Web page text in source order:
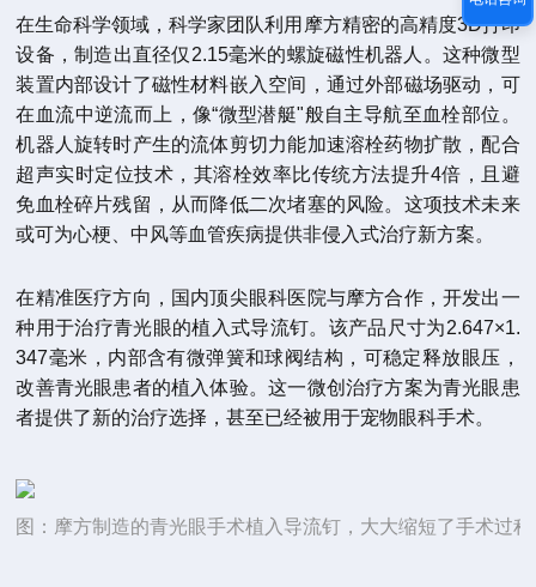
在生命科学领域，科学家团队利用摩方精密的高精度3D打印
设备，制造出直径仅2.15毫米的螺旋磁性机器人。这种微型
装置内部设计了磁性材料嵌入空间，通过外部磁场驱动，可
在血流中逆流而上，像“微型潜艇"般自主导航至血栓部位。
机器人旋转时产生的流体剪切力能加速溶栓药物扩散，配合
超声实时定位技术，其溶栓效率比传统方法提升4倍，且避
免血栓碎片残留，从而降低二次堵塞的风险。这项技术未来
或可为心梗、中风等血管疾病提供非侵入式治疗新方案。
在精准医疗方向，国内顶尖眼科医院与摩方合作，开发出一
种用于治疗青光眼的植入式导流钉。该产品尺寸为2.647×1.
347毫米，内部含有微弹簧和球阀结构，可稳定释放眼压，
改善青光眼患者的植入体验。这一微创治疗方案为青光眼患
者提供了新的治疗选择，甚至已经被用于宠物眼科手术。
图：摩方制造的青光眼手术植入导流钉，大大缩短了手术过